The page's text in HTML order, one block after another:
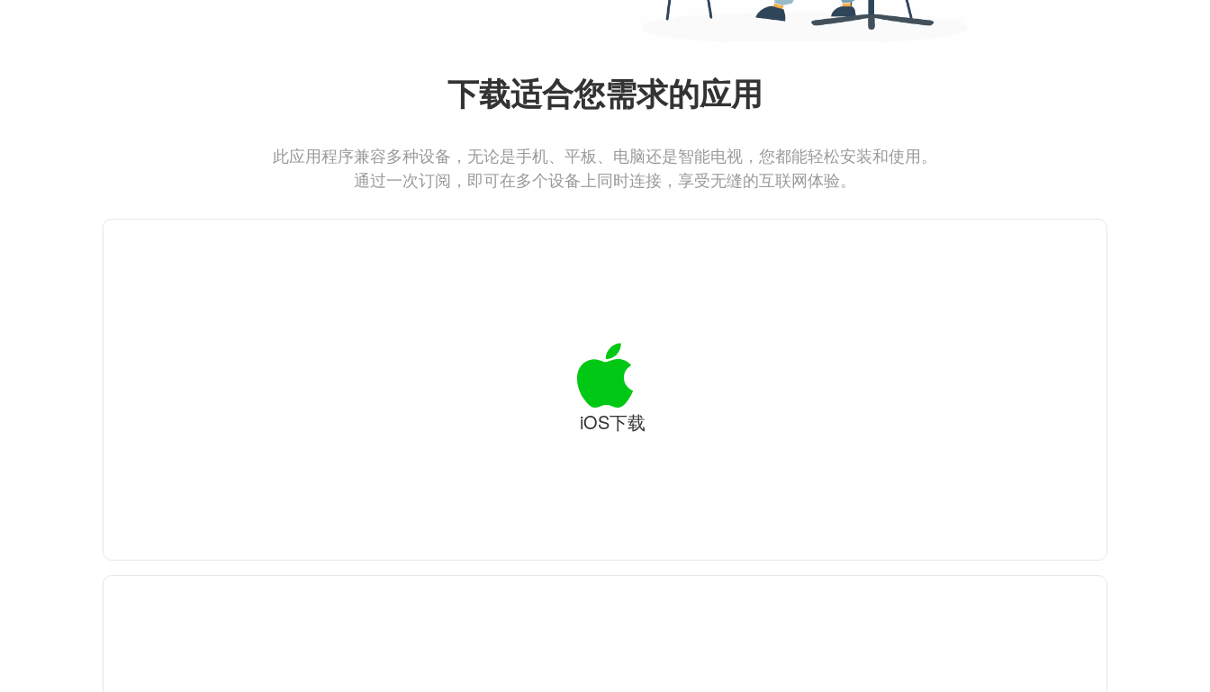
下载适合您需求的应用
此应用程序兼容多种设备，无论是手机、平板、电脑还是智能电视，您都能轻松安装和使用。
通过一次订阅，即可在多个设备上同时连接，享受无缝的互联网体验。
iOS下载